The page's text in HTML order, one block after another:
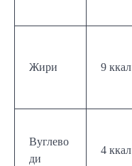
Жири 9 ккал
Вуглево
ди
4 ккал